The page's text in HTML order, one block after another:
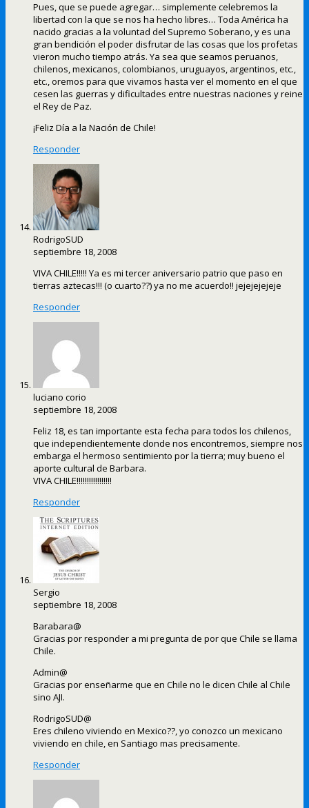
Pues, que se puede agregar… simplemente celebremos la
libertad con la que se nos ha hecho libres… Toda América ha
nacido gracias a la voluntad del Supremo Soberano, y es una
gran bendición el poder disfrutar de las cosas que los profetas
vieron mucho tiempo atrás. Ya sea que seamos peruanos,
chilenos, mexicanos, colombianos, uruguayos, argentinos, etc.,
etc., oremos para que vivamos hasta ver el momento en el que
cesen las guerras y dificultades entre nuestras naciones y reine
el Rey de Paz.
¡Feliz Día a la Nación de Chile!
Responder
RodrigoSUD
septiembre 18, 2008
VIVA CHILE!!!!! Ya es mi tercer aniversario patrio que paso en
tierras aztecas!!! (o cuarto??) ya no me acuerdo!! jejejejejeje
Responder
luciano corio
septiembre 18, 2008
Feliz 18, es tan importante esta fecha para todos los chilenos,
que independientemente donde nos encontremos, siempre nos
embarga el hermoso sentimiento por la tierra; muy bueno el
aporte cultural de Barbara.
VIVA CHILE!!!!!!!!!!!!!!!!!
Responder
Sergio
septiembre 18, 2008
Barabara@
Gracias por responder a mi pregunta de por que Chile se llama
Chile.
Admin@
Gracias por enseñarme que en Chile no le dicen Chile al Chile
sino AJI.
RodrigoSUD@
Eres chileno viviendo en Mexico??, yo conozco un mexicano
viviendo en chile, en Santiago mas precisamente.
Responder